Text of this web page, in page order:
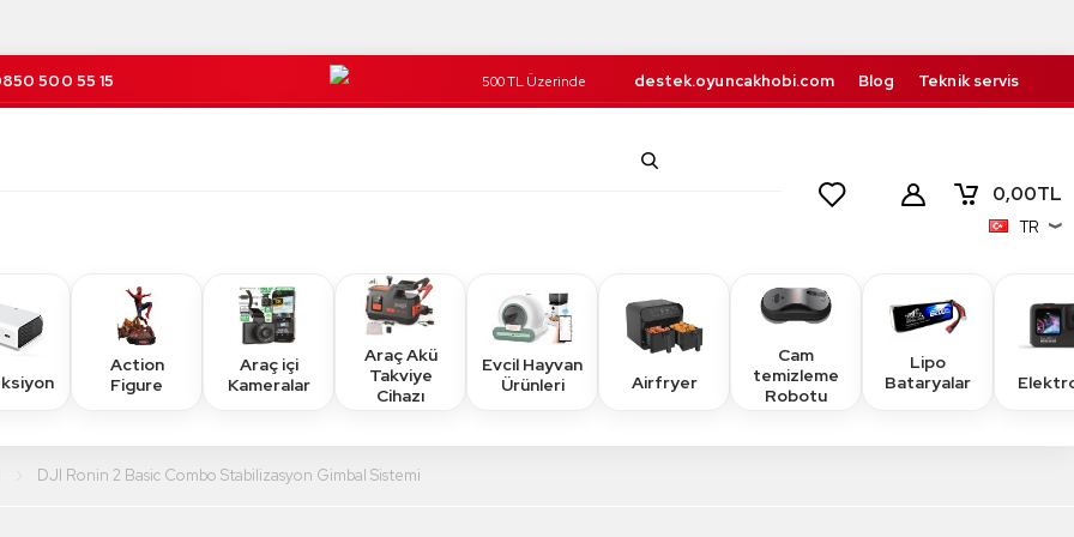
500 55 15 500 TL Üzerinde destek.oyuncakhobi.com Blog Teknik servis
0,00TL
TR
Action
Figure
Araç içi
Kameralar
Araç Akü
Takviye
Cihazı
Evcil Hayvan
Ürünleri
Airfryer
Cam
temizleme
Robotu
Lipo
Bataryalar
DJI Ronin 2 Basic Combo Stabilizasyon Gimbal Sistemi